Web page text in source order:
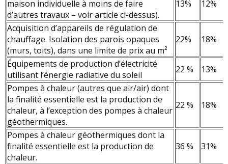
maison individuelle à moins de faire
d’autres travaux – voir article ci-dessus).
13% 12%
Acquisition d’appareils de régulation de
chauffage. Isolation des parois opaques
(murs, toits), dans une limite de prix au m²
22% 18%
Équipements de production d’électricité
utilisant l’énergie radiative du soleil
22 %
13%
Pompes à chaleur (autres que air/air) dont
la finalité essentielle est la production de
chaleur, à l’exception des pompes à chaleur
géothermiques.
22 % 18%
Pompes à chaleur géothermiques dont la
finalité essentielle est la production de
chaleur.
36 % 31%